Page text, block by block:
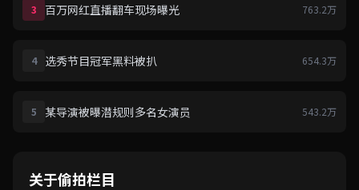
3 百万网红直播翻车现场曝光 763.2万
4 选秀节目冠军黑料被扒 654.3万
5 某导演被曝潜规则多名女演员 543.2万
关于偷拍栏目